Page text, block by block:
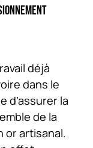
déjà
dans le
d’assurer la
de la
or artisanal.